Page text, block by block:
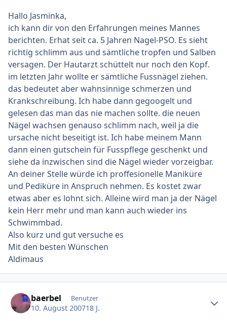
Hallo Jasminka,
ich kann dir von den Erfahrungen meines Mannes
berichten. Erhat seit ca. 5 Jahren Nagel-PSO. Es sieht
richtig schlimm aus und sämtliche tropfen und Salben
versagen. Der Hautarzt schüttelt nur noch den Kopf.
im letzten Jahr wollte er sämtliche Fussnägel ziehen.
das bedeutet aber wahnsinnige schmerzen und
Krankschreibung. Ich habe dann gegoogelt und
gelesen das man das nie machen sollte. die neuen
Nägel wachsen genauso schlimm nach, weil ja die
ursache nicht beseitigt ist. Ich habe meinem Mann
dann einen gutschein für Fusspflege geschenkt und
siehe da inzwischen sind die Nägel wieder vorzeigbar.
An deiner Stelle würde ich proffesionelle Maniküre
und Pediküre in Anspruch nehmen. Es kostet zwar
etwas aber es lohnt sich. Alleine wird man ja der Nägel
kein Herr mehr und man kann auch wieder ins
Schwimmbad.
Also kurz und gut versuche es
Mit den besten Wünschen
Aldimaus
baerbel Benutzer
10. August 200718 J.